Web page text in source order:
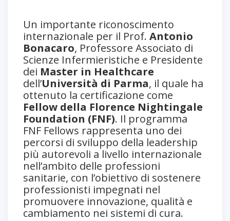
Un importante riconoscimento
internazionale per il Prof. Antonio
Bonacaro, Professore Associato di
Scienze Infermieristiche e Presidente
dei Master in Healthcare
dell’Università di Parma, il quale ha
ottenuto la certificazione come
Fellow della Florence Nightingale
Foundation (FNF). Il programma
FNF Fellows rappresenta uno dei
percorsi di sviluppo della leadership
più autorevoli a livello internazionale
nell’ambito delle professioni
sanitarie, con l’obiettivo di sostenere
professionisti impegnati nel
promuovere innovazione, qualità e
cambiamento nei sistemi di cura.